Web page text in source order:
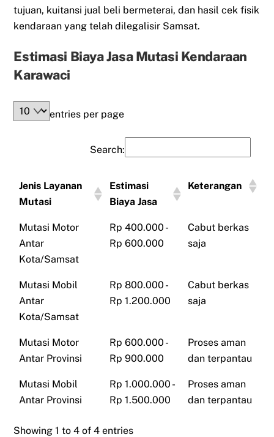
tujuan, kuitansi jual beli bermeterai, dan hasil cek fisik
kendaraan yang telah dilegalisir Samsat.
Estimasi Biaya Jasa Mutasi Kendaraan
Karawaci
entries per page
Search:
Jenis Layanan
Mutasi
Estimasi
Biaya Jasa
Keterangan
Mutasi Motor
Antar
Kota/Samsat
Rp 400.000 -
Rp 600.000
Cabut berkas
saja
Mutasi Mobil
Antar
Kota/Samsat
Rp 800.000 -
Rp 1.200.000
Cabut berkas
saja
Mutasi Motor
Antar Provinsi
Rp 600.000 -
Rp 900.000
Proses aman
dan terpantau
Mutasi Mobil
Antar Provinsi
Rp 1.000.000 -
Rp 1.500.000
Proses aman
dan terpantau
Showing 1 to 4 of 4 entries